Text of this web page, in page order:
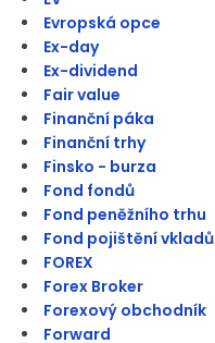
Evropská opce
Ex-day
Ex-dividend
Fair value
Finanční páka
Finanční trhy
Finsko - burza
Fond fondů
Fond peněžního trhu
Fond pojištění vkladů
FOREX
Forex Broker
Forexový obchodník
Forward